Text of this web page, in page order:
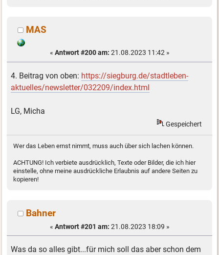
MAS
« Antwort #200 am: 21.08.2023 11:42 »
4. Beitrag von oben: https://siegburg.de/stadtleben-
aktuelles/newsletter/032209/index.html
LG, Micha
Gespeichert
Wer das Leben ernst nimmt, muss auch über sich lachen können.
ACHTUNG! Ich verbiete ausdrücklich, Texte oder Bilder, die ich hier
einstelle, ohne meine ausdrückliche Erlaubnis auf andere Seiten zu
kopieren!
Bahner
« Antwort #201 am: 21.08.2023 18:09 »
Was da so alles gibt...für mich soll das aber schon dem